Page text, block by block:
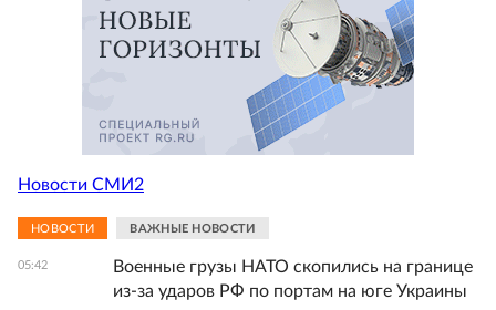
Новости СМИ2
НОВОСТИ ВАЖНЫЕ НОВОСТИ
05:42
Военные грузы НАТО скопились на границе
из-за ударов РФ по портам на юге Украины